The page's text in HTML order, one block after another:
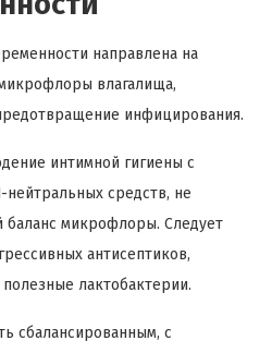
направлена на
влагалища,
инфицирования.
интимной гигиены с
нейтральных средств, не
микрофлоры. Следует
антисептиков,
лактобактерии.
сбалансированным, с